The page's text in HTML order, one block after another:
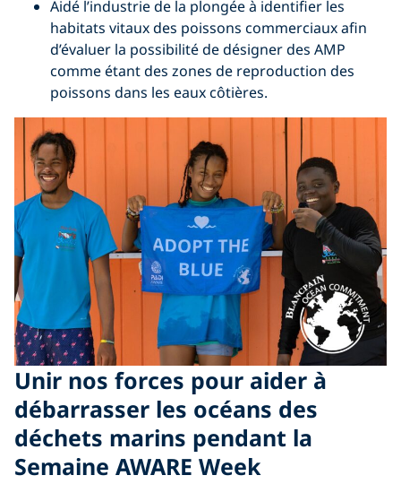
Aidé l’industrie de la plongée à identifier les
habitats vitaux des poissons commerciaux afin
d’évaluer la possibilité de désigner des AMP
comme étant des zones de reproduction des
poissons dans les eaux côtières.
Unir nos forces pour aider à
débarrasser les océans des
déchets marins pendant la
Semaine AWARE Week